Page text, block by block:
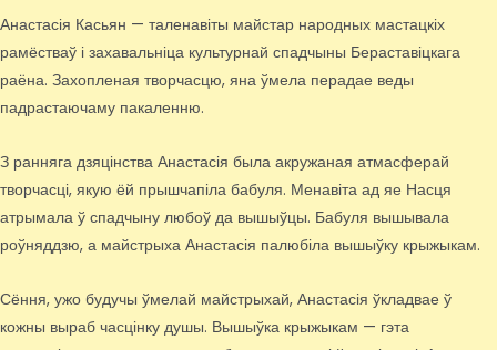
Анастасія Касьян — таленавіты майстар народных мастацкіх
рамёстваў і захавальніца культурнай спадчыны Бераставіцкага
раёна. Захопленая творчасцю, яна ўмела перадае веды
падрастаючаму пакаленню.
З ранняга дзяцінства Анастасія была акружаная атмасферай
творчасці, якую ёй прышчапіла бабуля. Менавіта ад яе Насця
атрымала ў спадчыну любоў да вышыўцы. Бабуля вышывала
роўняддзю, а майстрыха Анастасія палюбіла вышыўку крыжыкам.
Сёння, ужо будучы ўмелай майстрыхай, Анастасія ўкладвае ў
кожны выраб часцінку душы. Вышыўка крыжыкам — гэта